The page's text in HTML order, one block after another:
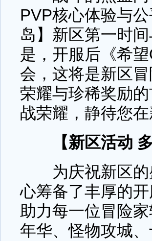
PVP核心体验与
岛】新区第一时
是，开服后《希
会，这将是新区
荣耀与珍稀奖励
战荣耀，静待您
【新区活动
为庆祝新区的
心筹备了丰厚的
助力每一位冒险
年华、怪物攻城